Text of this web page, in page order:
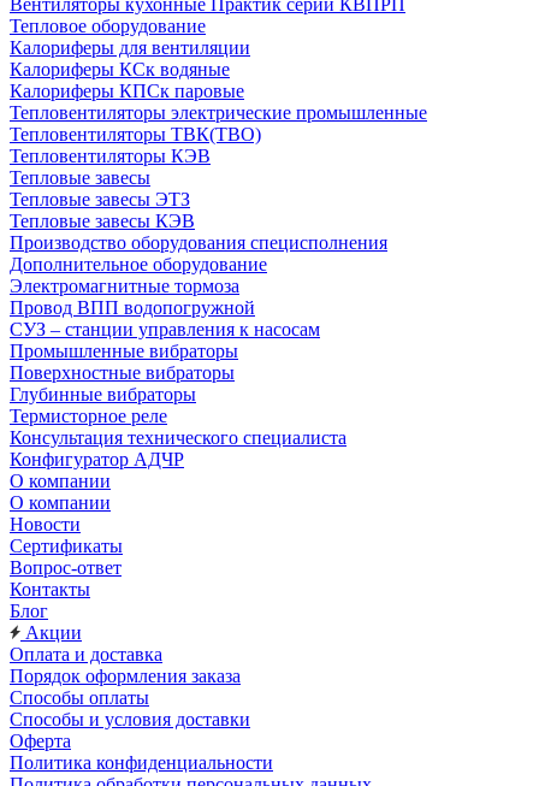
Вентиляторы кухонные Практик серии КВПРП
Тепловое оборудование
Калориферы для вентиляции
Калориферы КСк водяные
Калориферы КПСк паровые
Тепловентиляторы электрические промышленные
Тепловентиляторы ТВК(ТВО)
Тепловентиляторы КЭВ
Тепловые завесы
Тепловые завесы ЭТЗ
Тепловые завесы КЭВ
Производство оборудования специсполнения
Дополнительное оборудование
Электромагнитные тормоза
Провод ВПП водопогружной
СУЗ – станции управления к насосам
Промышленные вибраторы
Поверхностные вибраторы
Глубинные вибраторы
Термисторное реле
Консультация технического специалиста
Конфигуратор АДЧР
О компании
О компании
Новости
Сертификаты
Вопрос-ответ
Контакты
Блог
Акции
Оплата и доставка
Порядок оформления заказа
Способы оплаты
Способы и условия доставки
Оферта
Политика конфиденциальности